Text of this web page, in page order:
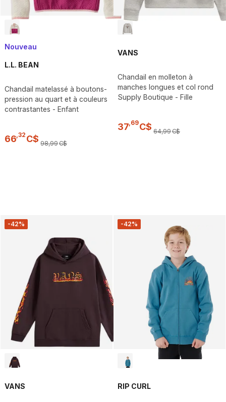
Nouveau
L.L. BEAN
Chandail matelassé à boutons-
pression au quart et à couleurs
contrastantes - Enfant
66 32 C$ 98,99C$
VANS
Chandail en molleton à
manches longues et col rond
Supply Boutique - Fille
37 69C$ 64,99C$
-42%
VANS
-42%
RIP CURL